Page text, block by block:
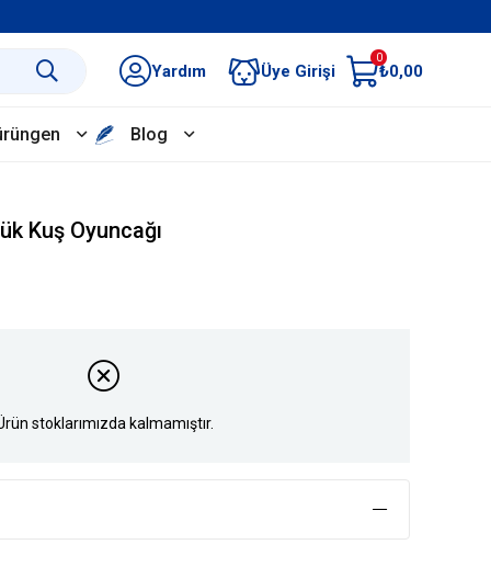
Yardım Üye Girişi
0
₺0,00
Blog
Kuş Oyuncağı
stoklarımızda kalmamıştır.